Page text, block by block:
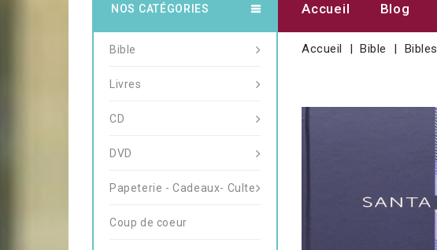
Accueil Blog
Accueil Bible
NOS CATÉGORIES
Bible
Livres
CD
DVD
Papeterie - Cadeaux- Culte
Coup de coeur